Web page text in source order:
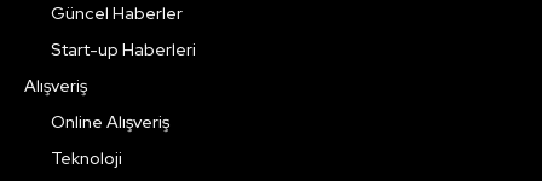
Güncel Haberler
Start-up Haberleri
Alışveriş
Online Alışveriş
Teknoloji